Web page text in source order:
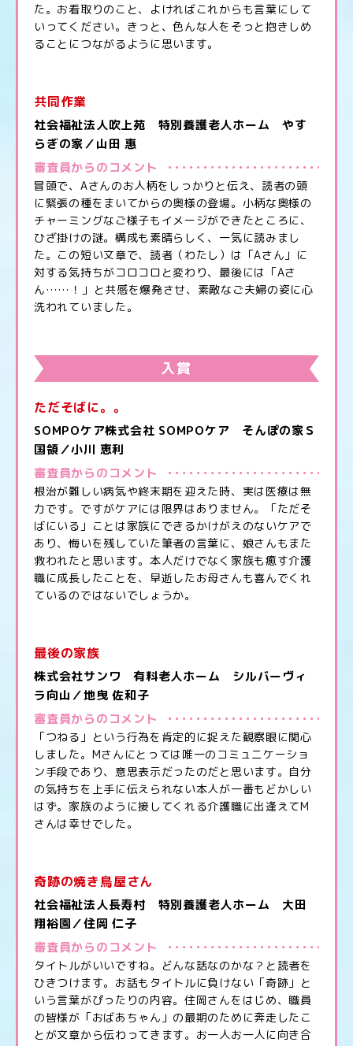
た。お看取りのこと、よければこれからも言葉にして
いってください。きっと、色んな人をそっと抱きしめ
ることにつながるように思います。
共同作業
社会福祉法人吹上苑 特別養護老人ホーム やす
らぎの家／山田 惠
審査員からのコメント
冒頭で、Aさんのお人柄をしっかりと伝え、読者の頭
に緊張の種をまいてからの奥様の登場。小柄な奥様の
チャーミングなご様子もイメージができたところに、
ひざ掛けの謎。構成も素晴らしく、一気に読みまし
た。この短い文章で、読者（わたし）は「Aさん」に
対する気持ちがコロコロと変わり、最後には「Aさ
ん……！」と共感を爆発させ、素敵なご夫婦の姿に心
洗われていました。
入賞
ただそばに。。
SOMPOケア株式会社 SOMPOケア そんぽの家Ｓ
国領／小川 恵利
審査員からのコメント
根治が難しい病気や終末期を迎えた時、実は医療は無
力です。ですがケアには限界はありません。「ただそ
ばにいる」ことは家族にできるかけがえのないケアで
あり、悔いを残していた筆者の言葉に、娘さんもまた
救われたと思います。本人だけでなく家族も癒す介護
職に成長したことを、早逝したお母さんも喜んでくれ
ているのではないでしょうか。
最後の家族
株式会社サンワ 有料老人ホーム シルバーヴィ
ラ向山／地曳 佐和子
審査員からのコメント
「つねる」という行為を肯定的に捉えた観察眼に関心
しました。Mさんにとっては唯一のコミュニケーショ
ン手段であり、意思表示だったのだと思います。自分
の気持ちを上手に伝えられない本人が一番もどかしい
はず。家族のように接してくれる介護職に出逢えてM
さんは幸せでした。
奇跡の焼き鳥屋さん
社会福祉法人長寿村 特別養護老人ホーム 大田
翔裕園／住岡 仁子
審査員からのコメント
タイトルがいいですね。どんな話なのかな？と読者を
ひきつけます。お話もタイトルに負けない「奇跡」と
いう言葉がぴったりの内容。住岡さんをはじめ、職員
の皆様が「おばあちゃん」の最期のために奔走したこ
とが文章から伝わってきます。お一人お一人に向き合